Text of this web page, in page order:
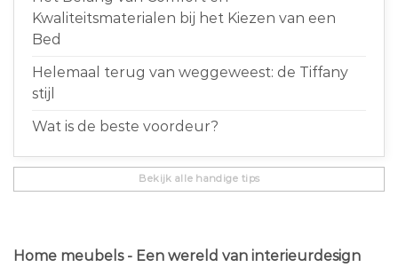
Kwaliteitsmaterialen bij het Kiezen van een
Bed
Helemaal terug van weggeweest: de Tiffany
stijl
Wat is de beste voordeur?
Bekijk alle handige tips
Home meubels - Een wereld van interieurdesign